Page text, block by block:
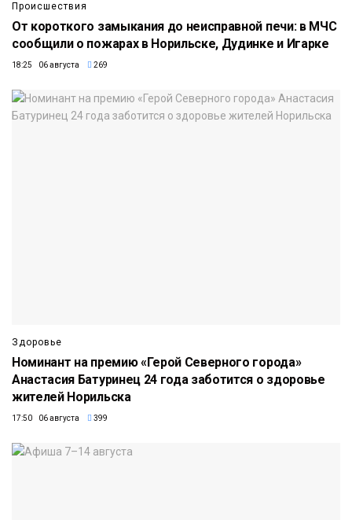
Происшествия
От короткого замыкания до неисправной печи: в МЧС
сообщили о пожарах в Норильске, Дудинке и Игарке
18:25 06 августа 269
Здоровье
Номинант на премию «Герой Северного города»
Анастасия Батуринец 24 года заботится о здоровье
жителей Норильска
17:50 06 августа 399